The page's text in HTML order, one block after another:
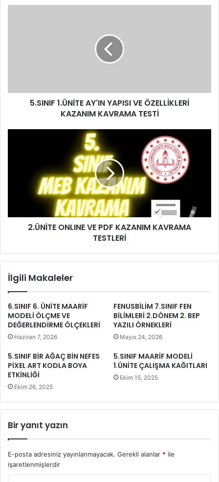
5.SINIF 1.ÜNİTE AY'IN YAPISI VE ÖZELLİKLERİ
KAZANIM KAVRAMA TESTİ
2.ÜNİTE ONLINE VE PDF KAZANIM KAVRAMA
TESTLERİ
İlgili Makaleler
6.SINIF 6. ÜNİTE MAARİF
MODELİ ÖLÇME VE
DEĞERLENDİRME ÖLÇEKLERİ
Haziran 7, 2026
FENUSBİLİM 7.SINIF FEN
BİLİMLERİ 2.DÖNEM 2. BEP
YAZILI ÖRNEKLERİ
Mayıs 24, 2026
5.SINIF BİR AĞAÇ BİN NEFES
PİXEL ART KODLA BOYA
ETKİNLİĞİ
Ekim 26, 2025
5.SINIF MAARİF MODELİ
1.ÜNİTE ÇALIŞMA KAĞITLARI
Ekim 15, 2025
Bir yanıt yazın
E-posta adresiniz yayınlanmayacak. Gerekli alanlar * ile
işaretlenmişlerdir